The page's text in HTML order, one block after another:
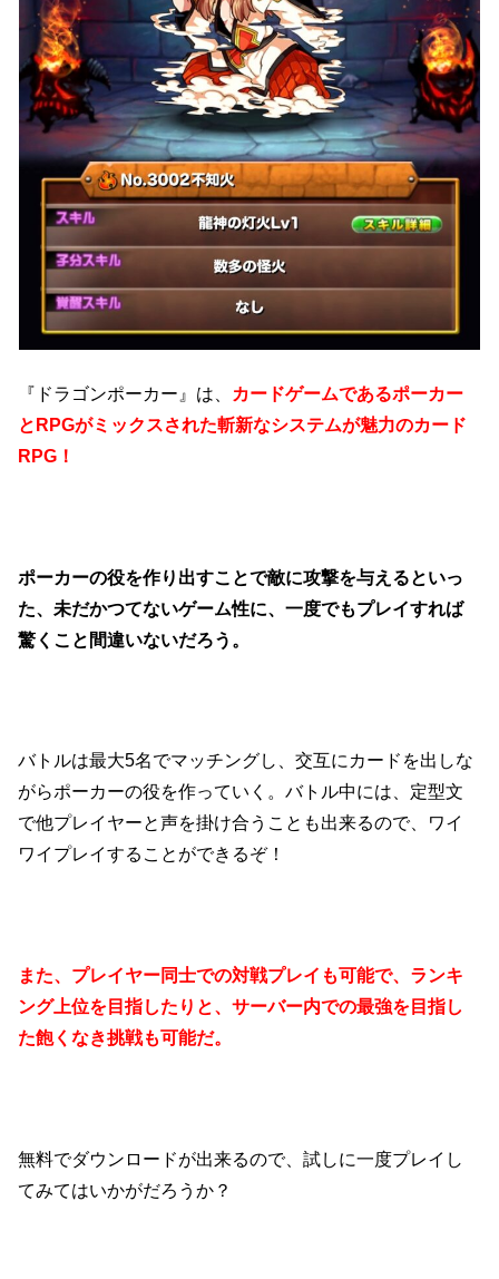
『ドラゴンポーカー』は、 カードゲームであるポーカー
とRPGがミックスされた斬新なシステムが魅力のカード
RPG！
ポーカーの役を作り出すことで敵に攻撃を与えるといっ
た、未だかつてないゲーム性に、一度でもプレイすれば
驚くこと間違いないだろう。
バトルは最大5名でマッチングし、交互にカードを出しな
がらポーカーの役を作っていく。バトル中には、定型文
で他プレイヤーと声を掛け合うことも出来るので、ワイ
ワイプレイすることができるぞ！
また、プレイヤー同士での対戦プレイも可能で、ランキ
ング上位を目指したりと、サーバー内での最強を目指し
た飽くなき挑戦も可能だ。
無料でダウンロードが出来るので、試しに一度プレイし
てみてはいかがだろうか？